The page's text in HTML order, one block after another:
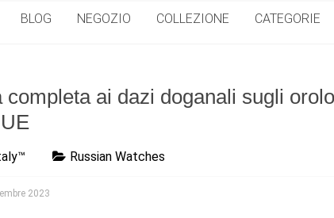
BLOG NEGOZIO COLLEZIONE CATEGORIE
completa ai dazi doganali sugli
Russian Watches
2023